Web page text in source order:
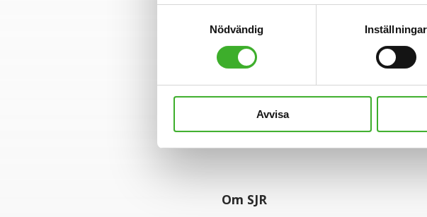
Nödvändig
Inställningar
Avvisa
Vi på SJR bryr oss om vår
som ger dig trygghet och stöd. Vi
nära relation med din konsultchef
Se lediga jobb
Om SJR